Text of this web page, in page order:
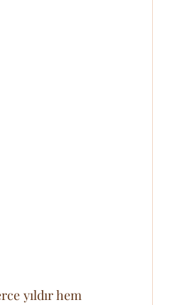
yıldır hem